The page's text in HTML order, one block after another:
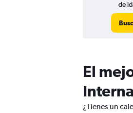
de
El
¿Tienes un